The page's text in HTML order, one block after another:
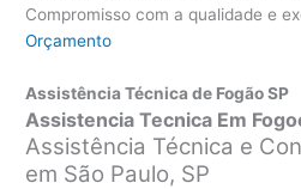
Compromisso com a qualidade e
Orçamento
Assistência Técnica de Fogão SP
Assistencia Tecnica Em
Assistência Técnica e
em São Paulo, SP